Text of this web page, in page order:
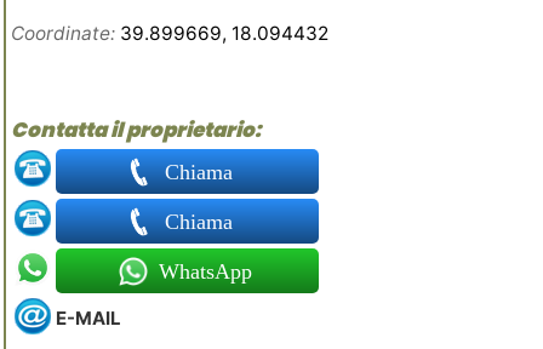
Coordinate: 39.899669, 18.094432
Contatta il proprietario:
Chiama
Chiama
WhatsApp
E-MAIL